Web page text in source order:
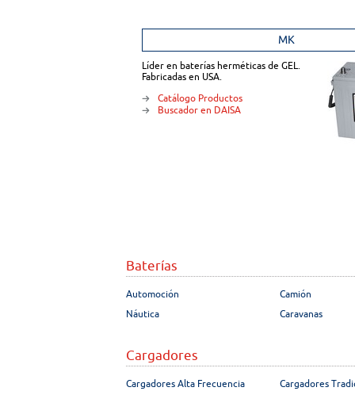
MK
Líder en baterías herméticas de GEL.
Fabricadas en USA.
Catálogo Productos
Buscador en DAISA
Baterías
Automoción
Camión
Náutica
Caravanas
Cargadores
Cargadores Alta Frecuencia Cargadores